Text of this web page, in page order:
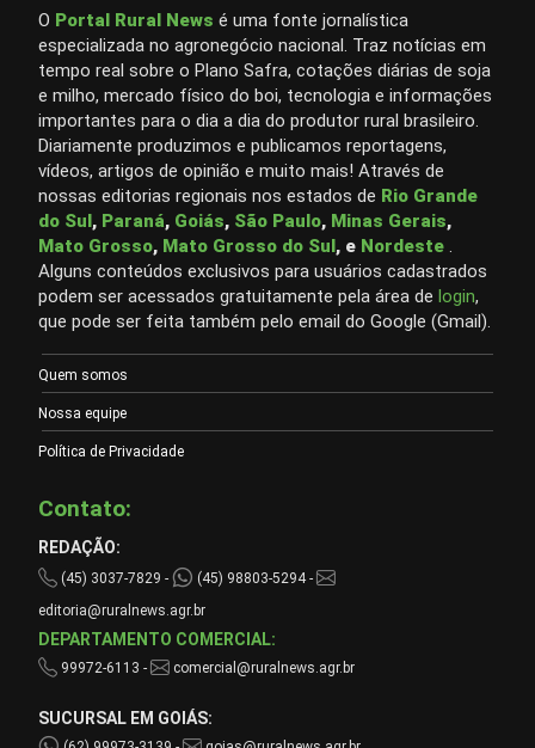
O Portal Rural News é uma fonte jornalística
especializada no agronegócio nacional. Traz notícias em
tempo real sobre o Plano Safra, cotações diárias de soja
e milho, mercado físico do boi, tecnologia e informações
importantes para o dia a dia do produtor rural brasileiro.
Diariamente produzimos e publicamos reportagens,
vídeos, artigos de opinião e muito mais! Através de
nossas editorias regionais nos estados de Rio Grande
do Sul, Paraná, Goiás, São Paulo, Minas Gerais,
Mato Grosso, Mato Grosso do Sul, e Nordeste .
Alguns conteúdos exclusivos para usuários cadastrados
podem ser acessados gratuitamente pela área de login,
que pode ser feita também pelo email do Google (Gmail).
Quem somos
Nossa equipe
Política de Privacidade
Contato:
REDAÇÃO:
(45) 3037-7829 -
(45) 98803-5294 -
editoria@ruralnews.agr.br
DEPARTAMENTO COMERCIAL:
99972-6113 - comercial@ruralnews.agr.br
SUCURSAL EM GOIÁS: